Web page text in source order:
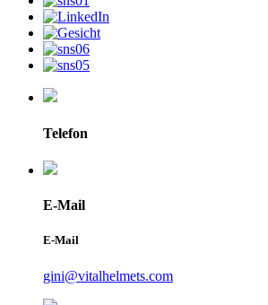
Telefon
E-Mail
E-Mail
gini@vitalhelmets.com